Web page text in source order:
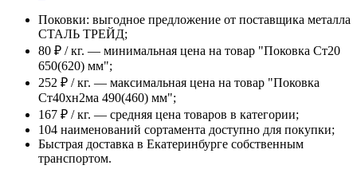
Поковки: выгодное предложение от поставщика металла
СТАЛЬ ТРЕЙД;
80 ₽ / кг. — минимальная цена на товар "Поковка Ст20
650(620) мм";
252 ₽ / кг. — максимальная цена на товар "Поковка
Ст40хн2ма 490(460) мм";
167 ₽ / кг. — средняя цена товаров в категории;
104 наименований сортамента доступно для покупки;
Быстрая доставка в Екатеринбурге собственным
транспортом.